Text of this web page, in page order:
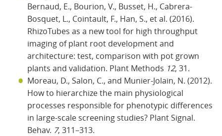
Bernaud, E., Bourion, V., Busset, H., Cabrera-
Bosquet, L., Cointault, F., Han, S., et al. (2016).
RhizoTubes as a new tool for high throughput
imaging of plant root development and
architecture: test, comparison with pot grown
plants and validation. Plant Methods 12, 31.
Moreau, D., Salon, C., and Munier-Jolain, N. (2012).
How to hierarchize the main physiological
processes responsible for phenotypic differences
in large-scale screening studies? Plant Signal.
Behav. 7, 311–313.